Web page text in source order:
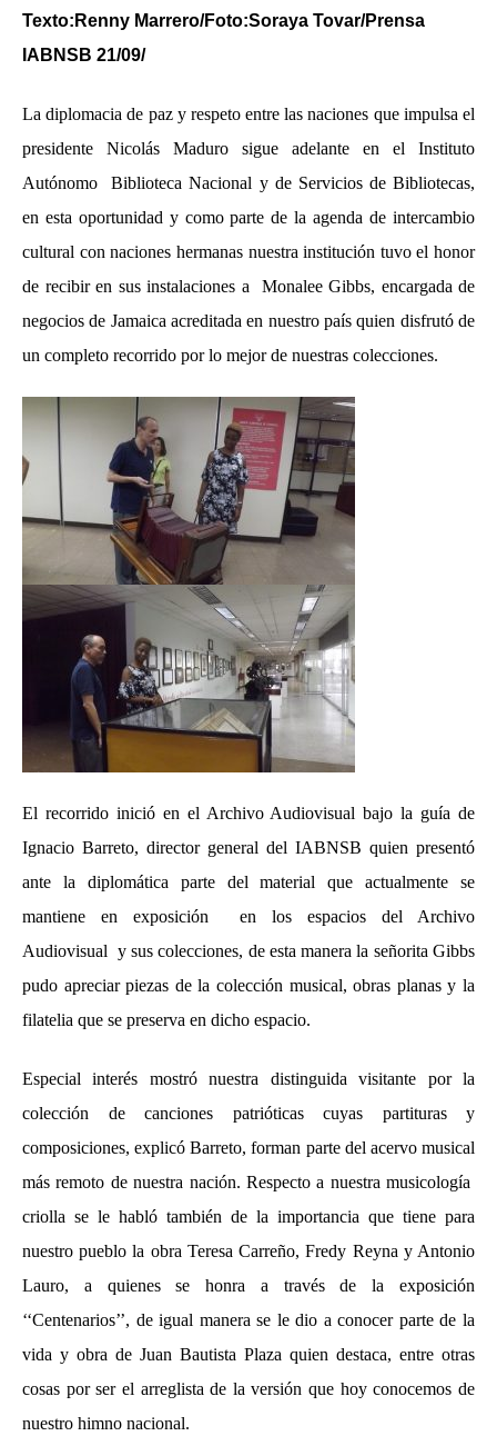
Texto:Renny Marrero/Foto:Soraya Tovar/Prensa
IABNSB 21/09/
La diplomacia de paz y respeto entre las naciones que impulsa el
presidente Nicolás Maduro sigue adelante en el Instituto
Autónomo Biblioteca Nacional y de Servicios de Bibliotecas,
en esta oportunidad y como parte de la agenda de intercambio
cultural con naciones hermanas nuestra institución tuvo el honor
de recibir en sus instalaciones a Monalee Gibbs, encargada de
negocios de Jamaica acreditada en nuestro país quien disfrutó de
un completo recorrido por lo mejor de nuestras colecciones.
El recorrido inició en el Archivo Audiovisual bajo la guía de
Ignacio Barreto, director general del IABNSB quien presentó
ante la diplomática parte del material que actualmente se
mantiene en exposición en los espacios del Archivo
Audiovisual y sus colecciones, de esta manera la señorita Gibbs
pudo apreciar piezas de la colección musical, obras planas y la
filatelia que se preserva en dicho espacio.
Especial interés mostró nuestra distinguida visitante por la
colección de canciones patrióticas cuyas partituras y
composiciones, explicó Barreto, forman parte del acervo musical
más remoto de nuestra nación. Respecto a nuestra musicología
criolla se le habló también de la importancia que tiene para
nuestro pueblo la obra Teresa Carreño, Fredy Reyna y Antonio
Lauro, a quienes se honra a través de la exposición
‘‘Centenarios’’, de igual manera se le dio a conocer parte de la
vida y obra de Juan Bautista Plaza quien destaca, entre otras
cosas por ser el arreglista de la versión que hoy conocemos de
nuestro himno nacional.